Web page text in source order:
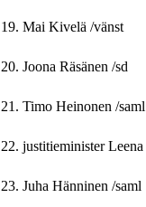
19. Mai Kivelä /vänst
20. Joona Räsänen /sd
21. Timo Heinonen /saml
22. justitieminister Leena
23. Juha Hänninen /saml